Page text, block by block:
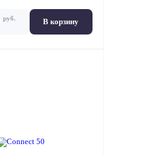
В корзину
руб.